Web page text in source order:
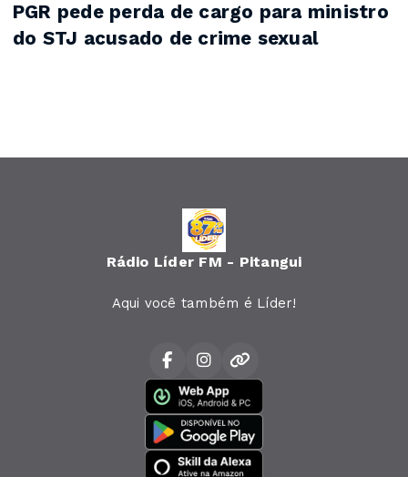
PGR pede perda de cargo para ministro
do STJ acusado de crime sexual
Rádio Líder FM - Pitangui
Aqui você também é Líder!